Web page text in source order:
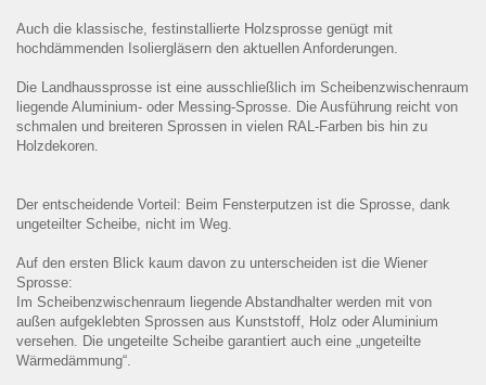
Auch die klassische, festinstallierte Holzsprosse genügt mit
hochdämmenden Isoliergläsern den aktuellen Anforderungen.
Die Landhaussprosse ist eine ausschließlich im Scheibenzwischenraum
liegende Aluminium- oder Messing-Sprosse. Die Ausführung reicht von
schmalen und breiteren Sprossen in vielen RAL-Farben bis hin zu
Holzdekoren.
Der entscheidende Vorteil: Beim Fensterputzen ist die Sprosse, dank
ungeteilter Scheibe, nicht im Weg.
Auf den ersten Blick kaum davon zu unterscheiden ist die Wiener
Sprosse:
Im Scheibenzwischenraum liegende Abstandhalter werden mit von
außen aufgeklebten Sprossen aus Kunststoff, Holz oder Aluminium
versehen. Die ungeteilte Scheibe garantiert auch eine „ungeteilte
Wärmedämmung“.